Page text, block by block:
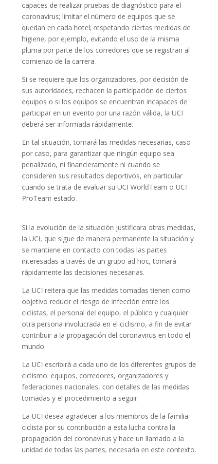
capaces de realizar pruebas de diagnóstico para el
coronavirus; limitar el número de equipos que se
quedan en cada hotel; respetando ciertas medidas de
higiene, por ejemplo, evitando el uso de la misma
pluma por parte de los corredores que se registran al
comienzo de la carrera.
Si se requiere que los organizadores, por decisión de
sus autoridades, rechacen la participación de ciertos
equipos o si los equipos se encuentran incapaces de
participar en un evento por una razón válida, la UCI
deberá ser informada rápidamente.
En tal situación, tomará las medidas necesarias, caso
por caso, para garantizar que ningún equipo sea
penalizado, ni financieramente ni cuando se
consideren sus resultados deportivos, en particular
cuando se trata de evaluar su UCI WorldTeam o UCI
ProTeam estado.
Si la evolución de la situación justificara otras medidas,
la UCI, que sigue de manera permanente la situación y
se mantiene en contacto con todas las partes
interesadas a través de un grupo ad hoc, tomará
rápidamente las decisiones necesarias.
La UCI reitera que las medidas tomadas tienen como
objetivo reducir el riesgo de infección entre los
ciclistas, el personal del equipo, el público y cualquier
otra persona involucrada en el ciclismo, a fin de evitar
contribuir a la propagación del coronavirus en todo el
mundo.
La UCI escribirá a cada uno de los diferentes grupos de
ciclismo: equipos, corredores, organizadores y
federaciones nacionales, con detalles de las medidas
tomadas y el procedimiento a seguir.
La UCI desea agradecer a los miembros de la familia
ciclista por su contribución a esta lucha contra la
propagación del coronavirus y hace un llamado a la
unidad de todas las partes, necesaria en este contexto.